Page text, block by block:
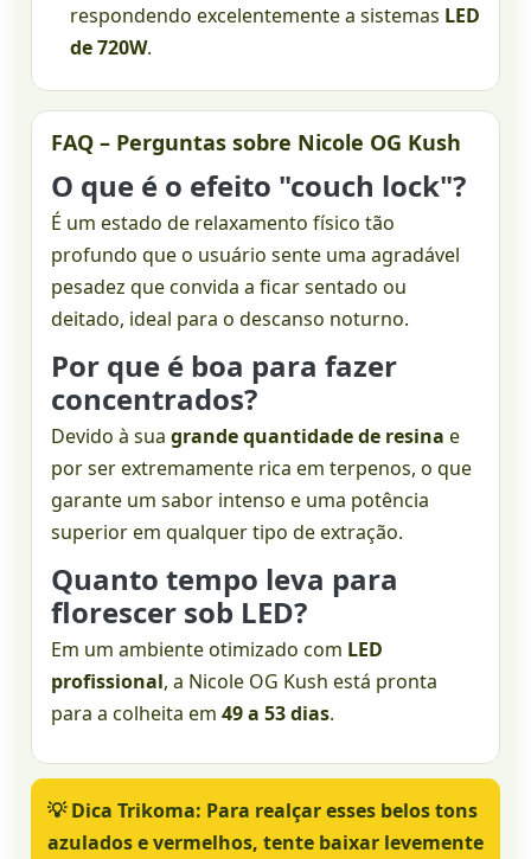
respondendo excelentemente a sistemas LED
de 720W.
FAQ – Perguntas sobre Nicole OG Kush
O que é o efeito "couch lock"?
É um estado de relaxamento físico tão
profundo que o usuário sente uma agradável
pesadez que convida a ficar sentado ou
deitado, ideal para o descanso noturno.
Por que é boa para fazer
concentrados?
Devido à sua grande quantidade de resina e
por ser extremamente rica em terpenos, o que
garante um sabor intenso e uma potência
superior em qualquer tipo de extração.
Quanto tempo leva para
florescer sob LED?
Em um ambiente otimizado com LED
profissional, a Nicole OG Kush está pronta
para a colheita em 49 a 53 dias.
💡Dica Trikoma: Para realçar esses belos tons
azulados e vermelhos, tente baixar levemente